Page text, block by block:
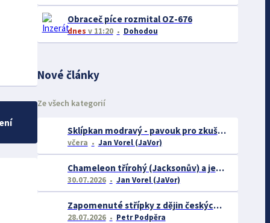
Obraceč píce rozmital OZ-676
dnes v 11:20 Dohodou
Nové články
Ze všech kategorií
Sklípkan modravý - pavouk pro zkušené chovatele
včera Jan Vorel (JaVor)
Chameleon třírohý (Jacksonův) a jeho chov
30.07.2026 Jan Vorel (JaVor)
Zapomenuté střípky z dějin českých exotářů - 3.část
28.07.2026 Petr Podpěra